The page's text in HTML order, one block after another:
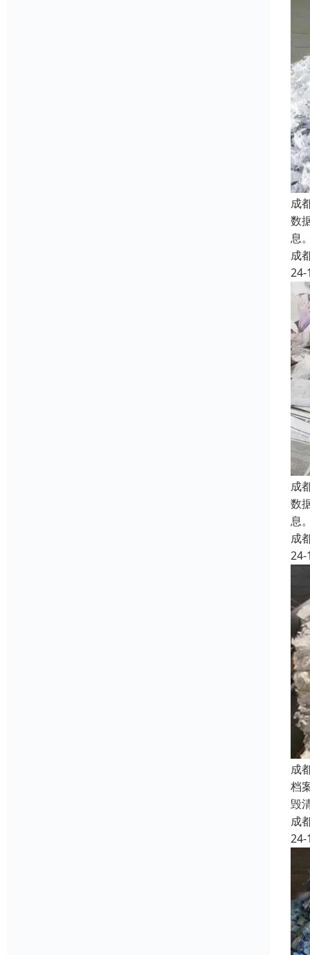
成
数
息
成
24-
成
数
息
成
24-
成
档
毁
成
24-